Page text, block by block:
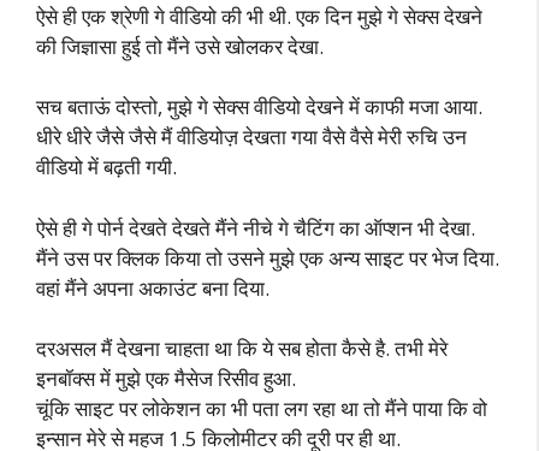
ऐसे ही एक श्रेणी गे वीडियो की भी थी. एक दिन मुझे गे सेक्स देखने
की जिज्ञासा हुई तो मैंने उसे खोलकर देखा.
सच बताऊं दोस्तो, मुझे गे सेक्स वीडियो देखने में काफी मजा आया.
धीरे धीरे जैसे जैसे मैं वीडियोज़ देखता गया वैसे वैसे मेरी रुचि उन
वीडियो में बढ़ती गयी.
ऐसे ही गे पोर्न देखते देखते मैंने नीचे गे चैटिंग का ऑप्शन भी देखा.
मैंने उस पर क्लिक किया तो उसने मुझे एक अन्य साइट पर भेज दिया.
वहां मैंने अपना अकाउंट बना दिया.
दरअसल मैं देखना चाहता था कि ये सब होता कैसे है. तभी मेरे
इनबॉक्स में मुझे एक मैसेज रिसीव हुआ.
चूंकि साइट पर लोकेशन का भी पता लग रहा था तो मैंने पाया कि वो
इन्सान मेरे से महज 1.5 किलोमीटर की दूरी पर ही था.